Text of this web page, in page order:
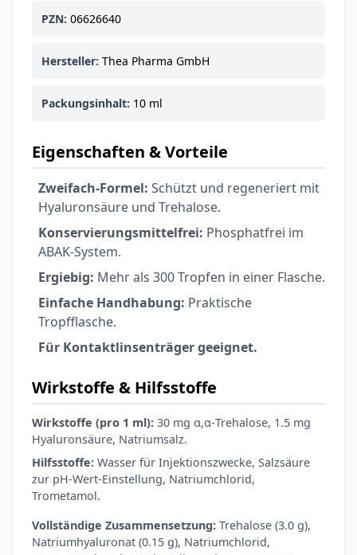
3,79 €
Softa Swabs
100 Stück
3,75 € 4,29 €
Kautabletten
7,69 € 8,09 € -5%
ARZNEIMITTEL & GESUNDHEIT
Hametum
Hämorrhoidensalbe:
Bei Hämorrhoiden
& Juckreiz
12,04 €
Nach Marke kaufen
PZN: 06626640
Hersteller: Thea Pharma GmbH
Packungsinhalt: 10 ml
Eigenschaften & Vorteile
Zweifach-Formel: Schützt und regeneriert mit
Hyaluronsäure und Trehalose.
Konservierungsmittelfrei: Phosphatfrei im
ABAK-System.
Ergiebig: Mehr als 300 Tropfen in einer Flasche.
Einfache Handhabung: Praktische
Tropfflasche.
Für Kontaktlinsenträger geeignet.
Wirkstoffe & Hilfsstoffe
Wirkstoffe (pro 1 ml): 30 mg α,α-Trehalose, 1.5 mg
Hyaluronsäure, Natriumsalz.
Hilfsstoffe: Wasser für Injektionszwecke, Salzsäure
zur pH-Wert-Einstellung, Natriumchlorid,
Trometamol.
Vollständige Zusammensetzung: Trehalose (3.0 g),
Natriumhyaluronat (0.15 g), Natriumchlorid,